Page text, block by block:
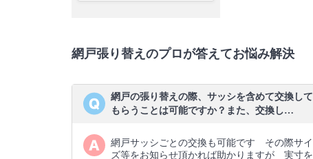
網戸張り替えのプロが答えてお悩み解決
網戸の張り替えの際、サッシを含めて交換して
もらうことは可能ですか？また、交換し…
網戸サッシごとの交換も可能です その際サイ
ズ等をお知らせ頂かれば助かりますが 実寸を